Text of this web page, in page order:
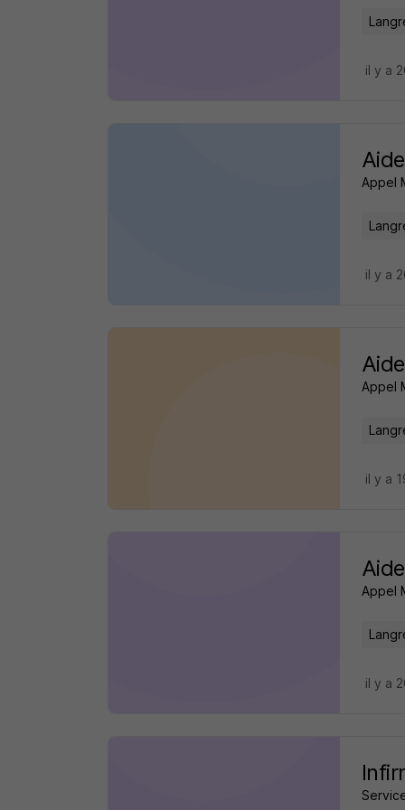
il y a
Appel
il y a
Appel
il y a
Appel
il y a